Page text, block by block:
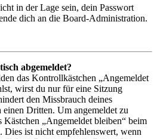
in der Lage sein, dein Passwort
dich an die Board-Administration.
abgemeldet?
das Kontrollkästchen „Angemeldet
wirst du nur für eine Sitzung
den Missbrauch deines
Dritten. Um angemeldet zu
Kästchen „Angemeldet bleiben“ beim
Dies ist nicht empfehlenswert, wenn